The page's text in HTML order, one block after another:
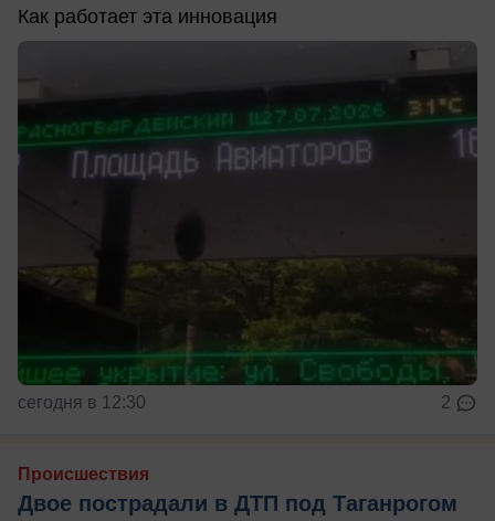
Как работает эта инновация
сегодня в 12:30 2
Происшествия
Двое пострадали в ДТП под Таганрогом